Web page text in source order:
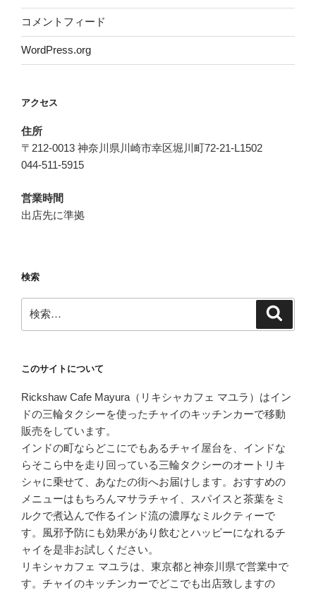
コメントフィード
WordPress.org
アクセス
住所
〒212-0013 神奈川県川崎市幸区堀川町72-21-L1502
044-511-5915
営業時間
出店先に準拠
検索
索:
このサイトについて
Rickshaw Cafe Mayura（リキシャカフェ マユラ）はイン
ドの三輪タクシーを使ったチャイのキッチンカーで移動
販売をしています。
インドの町ならどこにでもあるチャイ屋台を、インドな
らそこら中を走り回っている三輪タクシーのオートリキ
シャに乗せて、あなたの街へお届けします。おすすめの
メニューはもちろんマサラチャイ、スパイスと茶葉をミ
ルクで煮込んで作るインド流の濃厚なミルクティーで
す。風邪予防にも効果があり飲むとハッピーになれるチ
ャイを是非お試しください。
リキシャカフェ マユラは、東京都と神奈川県で営業中で
す。チャイのキッチンカーでどこでも出店致しますの